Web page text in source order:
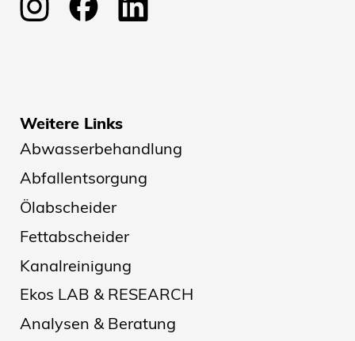
Weitere Links
Abwasserbehandlung
Abfallentsorgung
Ölabscheider
Fettabscheider
Kanalreinigung
Ekos LAB & RESEARCH
Analysen & Beratung